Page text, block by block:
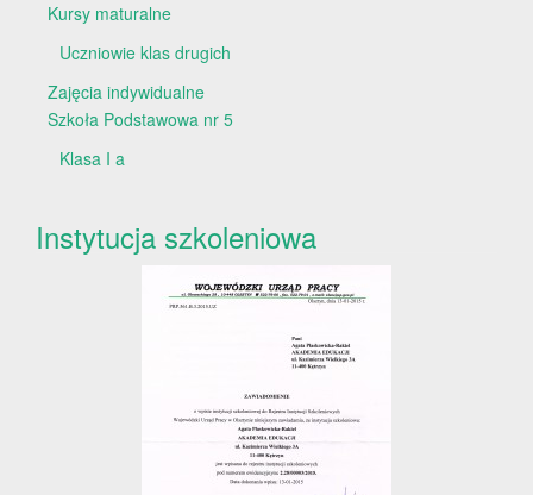
Kursy maturalne
Uczniowie klas drugich
Zajęcia indywidualne
Szkoła Podstawowa nr 5
Klasa I a
Instytucja szkoleniowa